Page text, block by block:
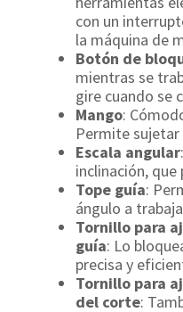
con un
la máquina de
Botón de
mientras se
gire cuando se
Mango:
Permite
Escala angular
inclinación, que
Tope guía:
ángulo a
Tornillo para
guía: Lo
precisa y
Tornillo para
del corte: